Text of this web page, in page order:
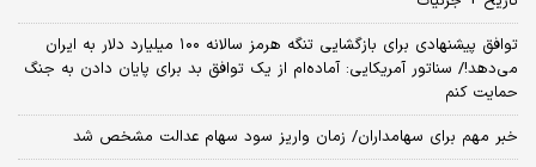
توافق پیشنهادی برای بازگشایی تنگه هرمز سالانه ۱۰۰ میلیارد دلار به ایران
می‌دهد!/ سناتور آمریکایی: آماده‌ام از یک توافق بد برای پایان دادن به جنگ
حمایت کنم
خبر مهم برای سهامداران/ زمان واریز سود سهام عدالت مشخص شد